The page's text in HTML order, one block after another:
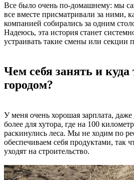
Все было очень по-домашнему: мы
все вместе присматривали за ними,
компанией собирались за одним
Надеюсь, эта история станет
устраивать такие смены или секции
Чем себя занять и куда
городом?
У меня очень хорошая зарплата,
более для хутора, где на 100
раскинулись леса. Мы не ходим по
обеспечиваем себя продуктами, так
уходят на строительство.